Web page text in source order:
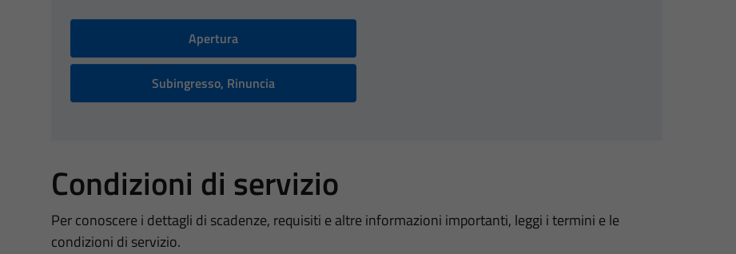
Apertura
Subingresso, Rinuncia
Condizioni di servizio
Per conoscere i dettagli di scadenze, requisiti e altre informazioni importanti, leggi i termini e le
condizioni di servizio.